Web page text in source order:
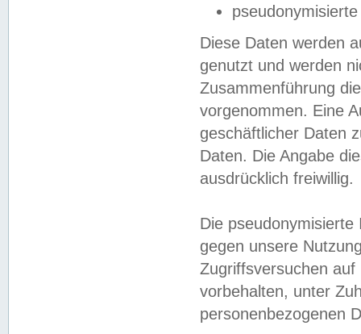
Diese Daten werden
genutzt und werden
Zusammenführung
vorgenommen. Eine
geschäftlicher Daten
Daten. Die Angabe
ausdrücklich freiwillig.
Die
gegen unsere
Zugriffsversuchen
vorbehalten, unter
personenbezogenen